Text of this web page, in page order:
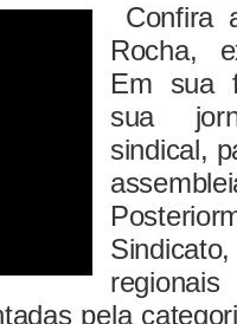
Confira
Rocha,
Em sua
sua
sindical,
pela